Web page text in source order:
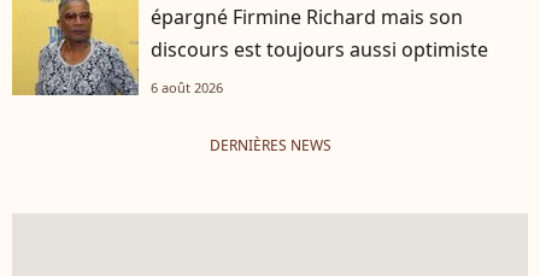
épargné Firmine Richard mais son
discours est toujours aussi optimiste
6 août 2026
DERNIÈRES NEWS